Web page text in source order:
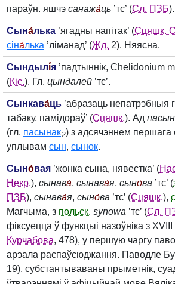
параўн. яшчэ санажа́ць ’тс’ (Сл. ПЗБ).
Сына́лька ’ягадны напітак’ (Сцяшк.
сіна́лька ’ліманад’ (Жд. 2). Няясна.
Сындылі́я ’падтыннік, Chelidonium
(Кіс.). Гл. цындалей ’тс’.
Сынкава́ць ’абразаць непатрэбныя
табаку, памідораў’ (Сцяшк.). Ад
(гл. пасынак2) з адсячэннем першага
уплывам сын, сынок.
Сыно́вая ’жонка сына, нявестка’ (
Некр.), сынава́, сынава́я, сыно́ва ’тс’ (
ПЗБ), сынава́я, сыно́ва ’тс’ (Сцяшк.),
Магчыма, з польск. synowa ’тс’ (Сл.
фіксуецца ў функцыі назоўніка з XVIII
Курчабова, 478), у першую чаргу
арэала распаўсюджання. Паводле
19), субстантываваны прыметнік,